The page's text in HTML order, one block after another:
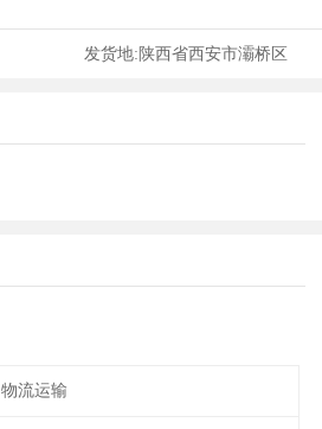
发货地:陕西省西安市灞桥区
物流运输